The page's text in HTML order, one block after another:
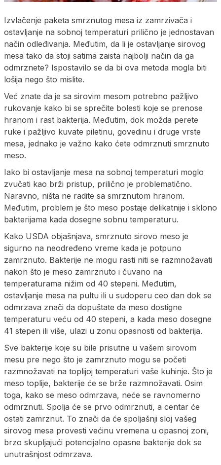
Izvlačenje paketa smrznutog mesa iz zamrzivača i
ostavljanje na sobnoj temperaturi prilično je jednostavan
način odleđivanja. Međutim, da li je ostavljanje sirovog
mesa tako da stoji satima zaista najbolji način da ga
odmrznete? Ispostavilo se da bi ova metoda mogla biti
lošija nego što mislite.
Već znate da je sa sirovim mesom potrebno pažljivo
rukovanje kako bi se sprečite bolesti koje se prenose
hranom i rast bakterija. Međutim, dok možda perete
ruke i pažljivo kuvate piletinu, govedinu i druge vrste
mesa, jednako je važno kako ćete odmrznuti smrznuto
meso.
Iako bi ostavljanje mesa na sobnoj temperaturi moglo
zvučati kao brži pristup, prilično je problematično.
Naravno, ništa ne radite sa smrznutom hranom.
Međutim, problem je što meso postaje delikatnije i sklono
bakterijama kada dosegne sobnu temperaturu.
Kako USDA objašnjava, smrznuto sirovo meso je
sigurno na neodređeno vreme kada je potpuno
zamrznuto. Bakterije ne mogu rasti niti se razmnožavati
nakon što je meso zamrznuto i čuvano na
temperaturama nižim od 40 stepeni. Međutim,
ostavljanje mesa na pultu ili u sudoperu ceo dan dok se
odmrzava znači da dopuštate da meso dostigne
temperaturu veću od 40 stepeni, a kada meso dosegne
41 stepen ili više, ulazi u zonu opasnosti od bakterija.
Sve bakterije koje su bile prisutne u vašem sirovom
mesu pre nego što je zamrznuto mogu se početi
razmnožavati na toplijoj temperaturi vaše kuhinje. Što je
meso toplije, bakterije će se brže razmnožavati. Osim
toga, kako se meso odmrzava, neće se ravnomerno
odmrznuti. Spolja će se prvo odmrznuti, a centar će
ostati zamrznut. To znači da će spoljašnji sloj vašeg
sirovog mesa provesti većinu vremena u opasnoj zoni,
brzo skupljajući potencijalno opasne bakterije dok se
unutrašnjost odmrzava.